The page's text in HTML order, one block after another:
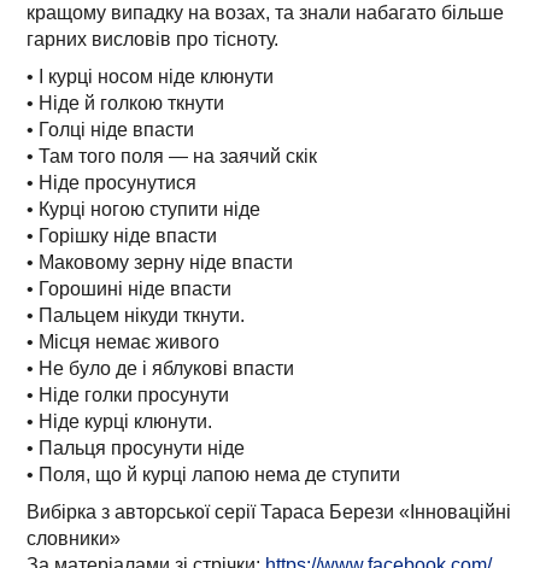
кращому випадку на возах, та знали набагато більше
гарних висловів про тісноту.
• І курці носом ніде клюнути
• Ніде й голкою ткнути
• Голці ніде впасти
• Там того поля — на заячий скік
• Ніде просунутися
• Курці ногою ступити ніде
• Горішку ніде впасти
• Маковому зерну ніде впасти
• Горошині ніде впасти
• Пальцем нікуди ткнути.
• Місця немає живого
• Не було де і яблукові впасти
• Ніде голки просунути
• Ніде курці клюнути.
• Пальця просунути ніде
• Поля, що й курці лапою нема де ступити
Вибірка з авторської серії Тараса Берези «Інноваційні
словники»